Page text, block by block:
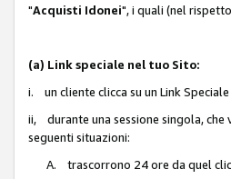
"Acquisti Idonei", i quali (nel
(a) Link speciale nel tuo Sito:
i. un cliente clicca su un Link
ii, durante una sessione singola, che
seguenti situazioni:
A. trascorrono 24 ore da quel